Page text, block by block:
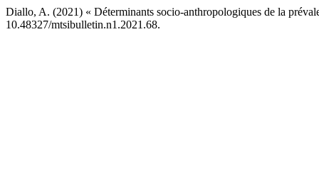
Diallo, A. (2021) « Déterminants socio-anthropologiques de la
10.48327/mtsibulletin.n1.2021.68.